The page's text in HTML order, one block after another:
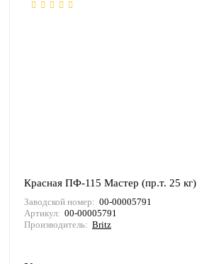
Красная ПФ-115 Мастер (пр.т. 25 кг)
Заводской номер: 00-00005791
Артикул: 00-00005791
Производитель: Britz